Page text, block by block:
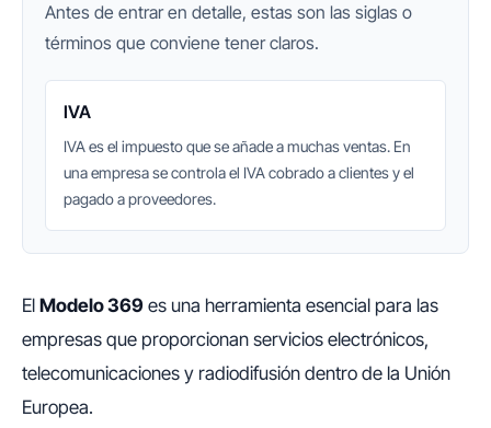
Antes de entrar en detalle, estas son las siglas o
términos que conviene tener claros.
IVA
IVA es el impuesto que se añade a muchas ventas. En
una empresa se controla el IVA cobrado a clientes y el
pagado a proveedores.
El Modelo 369 es una herramienta esencial para las
empresas que proporcionan servicios electrónicos,
telecomunicaciones y radiodifusión dentro de la Unión
Europea.